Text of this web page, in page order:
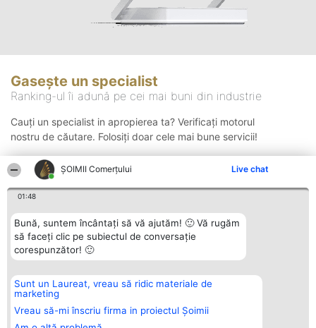
ȘOIMII Comerțului Live chat
01:48
Bună, suntem încântați să vă ajutăm! 🙂 Vă rugăm
să faceți clic pe subiectul de conversație
corespunzător! 🙂
Sunt un Laureat, vreau să ridic materiale de
marketing
Vreau să-mi înscriu firma in proiectul Șoimii
Gasește un specialist
Ranking-ul îi adună pe cei mai buni din industrie
Cauți un specialist in apropierea ta? Verificați motorul
nostru de căutare. Folosiți doar cele mai bune servicii!
Organizator Ranking
BRIGHT SOLUTIONS BR SRL
Aleea Timisul De Sus 2 Bl. A30
Sc. A Et. 4 Ap. 13 Cod 061952
Plebiscyt
Lista Tuturor
Laureaților
Contact